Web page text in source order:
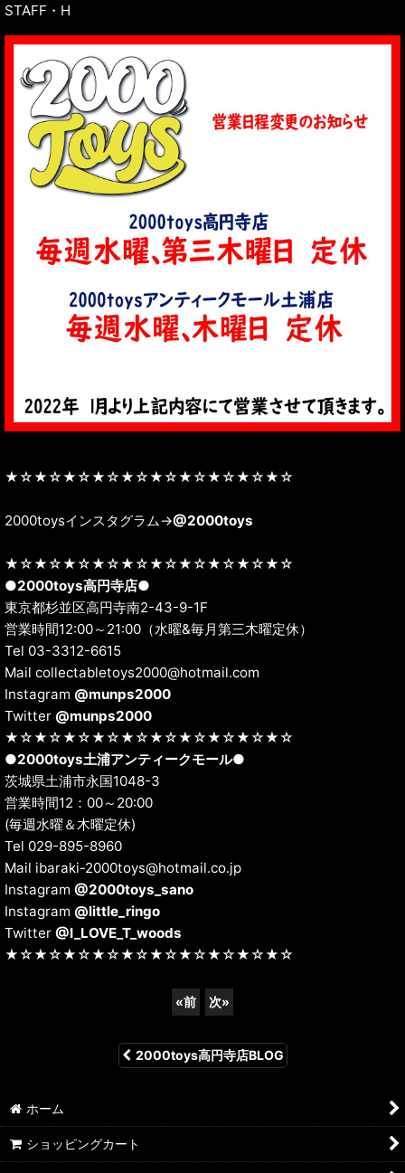
STAFF・H
★☆★☆★☆★☆★☆★☆★☆★☆★☆★☆
2000toysインスタグラム→@2000toys
★☆★☆★☆★☆★☆★☆★☆★☆★☆★☆
●2000toys高円寺店●
東京都杉並区高円寺南2-43-9-1F
営業時間12:00～21:00（水曜&毎月第三木曜定休）
Tel 03-3312-6615
Mail collectabletoys2000@hotmail.com
Instagram @munps2000
Twitter @munps2000
★☆★☆★☆★☆★☆★☆★☆★☆★☆★☆
●2000toys土浦アンティークモール●
茨城県土浦市永国1048-3
営業時間12：00～20:00
(毎週水曜＆木曜定休)
Tel 029-895-8960
Mail ibaraki-2000toys@hotmail.co.jp
Instagram @2000toys_sano
Instagram @little_ringo
Twitter @I_LOVE_T_woods
★☆★☆★☆★☆★☆★☆★☆★☆★☆★☆
«前 次»
2000toys高円寺店BLOG
ホーム
ショッピングカート